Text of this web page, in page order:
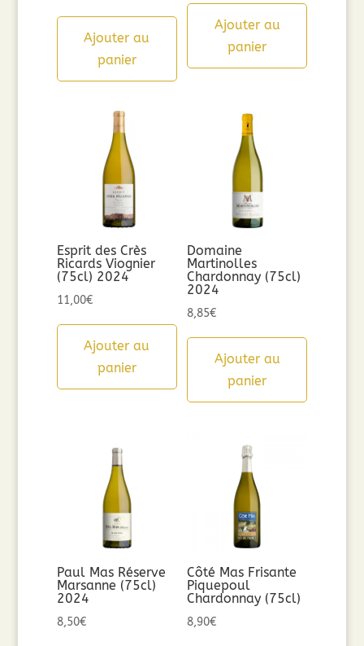
Ajouter au
panier
Ajouter au
panier
Esprit des Crès
Ricards Viognier
(75cl) 2024
11,00€
Ajouter au
panier
Domaine
Martinolles
Chardonnay (75cl)
2024
8,85€
Ajouter au
panier
Paul Mas Réserve
Marsanne (75cl)
2024
8,50€
Côté Mas Frisante
Piquepoul
Chardonnay (75cl)
8,90€